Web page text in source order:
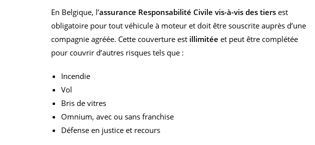
En Belgique, l’assurance Responsabilité Civile vis-à-vis des tiers est
obligatoire pour tout véhicule à moteur et doit être souscrite auprès d’une
compagnie agréée. Cette couverture est illimitée et peut être complétée
pour couvrir d’autres risques tels que :
Incendie
Vol
Bris de vitres
Omnium, avec ou sans franchise
Défense en justice et recours